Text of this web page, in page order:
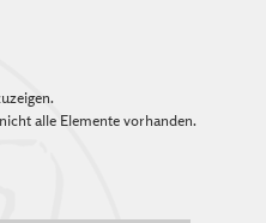
alle Elemente vorhanden.